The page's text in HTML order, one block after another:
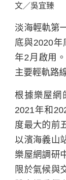
文／吳宜臻
淡海輕軌第
底與2020
年2月啟用
主要輕軌路
根據樂屋網
2021年和
度最大的前
以濱海義山
樂屋網調研
限於氣候與